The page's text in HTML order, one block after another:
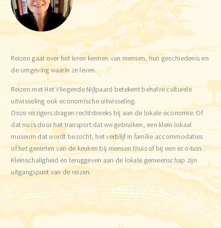
Reizen gaat over het leren kennen van mensen, hun geschiedenis en
de omgeving waarin ze leven.
Reizen met Het Vliegende Nijlpaard betekent behalve culturele
uitwisseling ook economische uitwisseling.
Onze reizigers dragen rechtstreeks bij aan de lokale economie. Of
dat nu is door het transport dat we gebruiken, een klein lokaal
museum dat wordt bezocht, het verblijf in familie accommodaties
of het genieten van de keuken bij mensen thuis of bij een eco-tuin.
Kleinschaligheid en teruggeven aan de lokale gemeenschap zijn
uitgangspunt van de reizen.